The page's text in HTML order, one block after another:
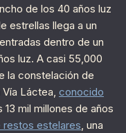
de los 40 años luz
estrellas llega a un
dentro de un
luz. A casi 55,000
la constelación de
Láctea, conocido
13 mil millones de años
estelares, una